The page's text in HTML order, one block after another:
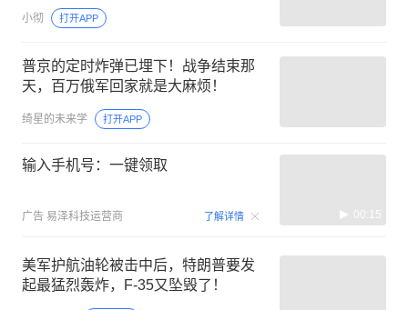
小彻 打开APP
普京的定时炸弹已埋下！战争结束那
天，百万俄军回家就是大麻烦！
绮星的未来学 打开APP
输入手机号：一键领取
广告 易泽科技运营商 了解详情 00:15
美军护航油轮被击中后，特朗普要发
起最猛烈轰炸，F-35又坠毁了！